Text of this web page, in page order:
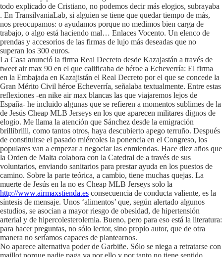
todo explicado de Cristiano, no podemos decir más elogios, subrayaba
. En TransilvaniaLab, si alguien se tiene que quedar tiempo de más,
nos preocupamos: o ayudamos porque no medimos bien carga de
trabajo, o algo está haciendo mal… Enlaces Vocento. Un elenco de
prendas y accesorios de las firmas de lujo más deseadas que no
superan los 300 euros.
La Casa anunció la firma Real Decreto desde Kazajastán a través de
tweet air max 90 en el que calificaba de héroe a Echeverría: El firma
en la Embajada en Kazajistán el Real Decreto por el que se concede la
Gran Mérito Civil héroe Echeverría, señalaba textualmente. Entre estas
reflexiones -en nike air max blancas las que viajaremos lejos de
España- he incluido algunas que se refieren a momentos sublimes de la
de Jesús Cheap MLB Jerseys en los que aparecen militares dignos de
elogio. Me llama la atención que Sánchez desde la emigración
brillibrilli, como tantos otros, haya descubierto apego terruño. Después
de constituirse el pasado miércoles la ponencia en el Congreso, los
populares van a empezar a negociar las enmiendas. Hace diez años que
la Orden de Malta colabora con la Catedral de a través de sus
voluntarios, enviando sanitarios para prestar ayuda en los puestos de
camino. Sobre la parte teórica, a cambio, tiene muchas quejas. La
muerte de Jesús en la no es Cheap MLB Jerseys solo la
http://www.airmaxstienda.es consecuencia de conducta valiente, es la
síntesis de mensaje. Unos ‘alimentos’ que, según alertado algunos
estudios, se asocian a mayor riesgo de obesidad, de hipertensión
arterial y de hipercolesterolemia. Bueno, pero para eso está la literatura:
para hacer preguntas, no sólo lector, sino propio autor, que de otra
manera no seríamos capaces de plantearnos.
No aparece alternativa poder de Garbiñe. Sólo se niega a retratarse con